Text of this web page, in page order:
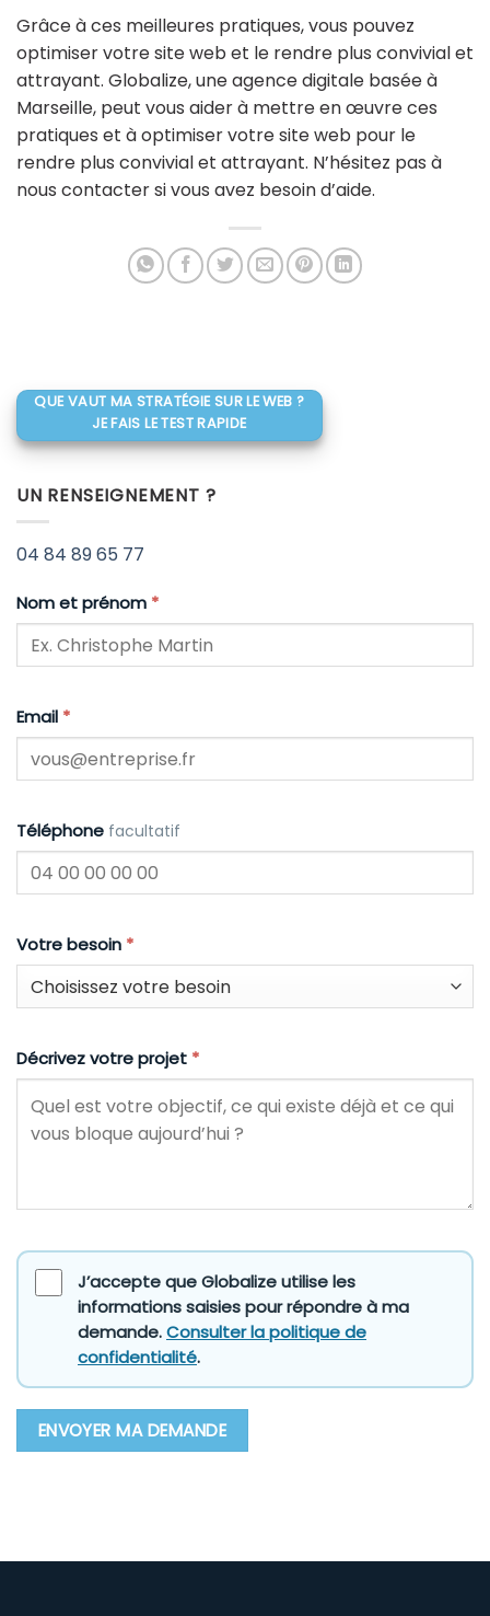
Grâce à ces meilleures pratiques, vous pouvez
optimiser votre site web et le rendre plus convivial et
attrayant. Globalize, une agence digitale basée à
Marseille, peut vous aider à mettre en œuvre ces
pratiques et à optimiser votre site web pour le
rendre plus convivial et attrayant. N’hésitez pas à
nous contacter si vous avez besoin d’aide.
QUE VAUT MA STRATÉGIE SUR LE WEB ?
JE FAIS LE TEST RAPIDE
UN RENSEIGNEMENT ?
04 84 89 65 77
Nom et prénom *
Email *
Téléphone facultatif
Votre besoin *
Décrivez votre projet *
J’accepte que Globalize utilise les
informations saisies pour répondre à ma
demande.Consulter la politique de
confidentialité.